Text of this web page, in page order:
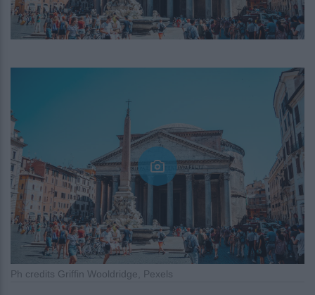
Ph credits Griffin Wooldridge, Pexels